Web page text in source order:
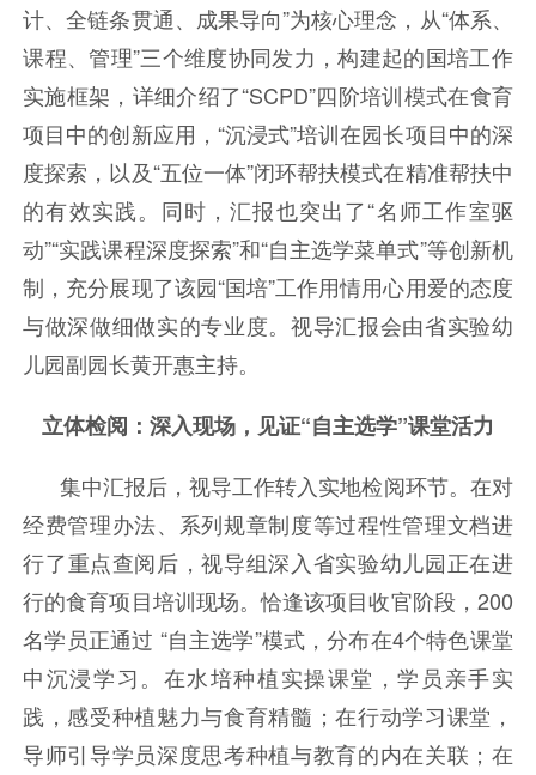
计、全链条贯通、成果导向”为核心理念，从“体系、
课程、管理”三个维度协同发力，构建起的国培工作
实施框架，详细介绍了“SCPD”四阶培训模式在食育
项目中的创新应用，“沉浸式”培训在园长项目中的深
度探索，以及“五位一体”闭环帮扶模式在精准帮扶中
的有效实践。同时，汇报也突出了“名师工作室驱
动”“实践课程深度探索”和“自主选学菜单式”等创新机
制，充分展现了该园“国培”工作用情用心用爱的态度
与做深做细做实的专业度。视导汇报会由省实验幼
儿园副园长黄开惠主持。
立体检阅：深入现场，见证“自主选学”课堂活力
集中汇报后，视导工作转入实地检阅环节。在对
经费管理办法、系列规章制度等过程性管理文档进
行了重点查阅后 ，视导组深入省实验幼儿园正在进
行的食育项目培训现场。恰逢该项目收官阶段，200
名学员正通过 “自主选学”模式，分布在4个特色课堂
中沉浸学习。在水培种植实操课堂，学员亲手实
践，感受种植魅力与食育精髓；在行动学习课堂，
导师引导学员深度思考种植与教育的内在关联；在